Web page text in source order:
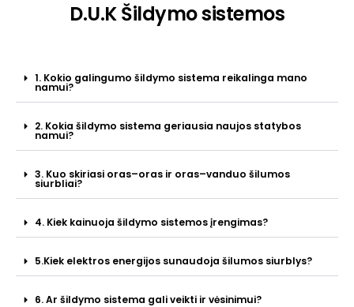
D.U.K Šildymo sistemos
1. Kokio galingumo šildymo sistema reikalinga mano
namui?
2. Kokia šildymo sistema geriausia naujos statybos
namui?
3. Kuo skiriasi oras–oras ir oras–vanduo šilumos
siurbliai?
4. Kiek kainuoja šildymo sistemos įrengimas?
5.Kiek elektros energijos sunaudoja šilumos siurblys?
6. Ar šildymo sistema gali veikti ir vėsinimui?